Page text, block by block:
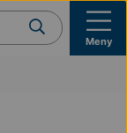
Meny